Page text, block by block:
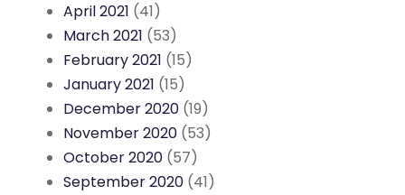
April 2021 (41)
March 2021 (53)
February 2021 (15)
January 2021 (15)
December 2020 (19)
November 2020 (53)
October 2020 (57)
September 2020 (41)